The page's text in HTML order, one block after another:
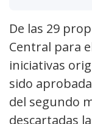
De las 29
Central para
iniciativas
sido
del segundo
descartadas